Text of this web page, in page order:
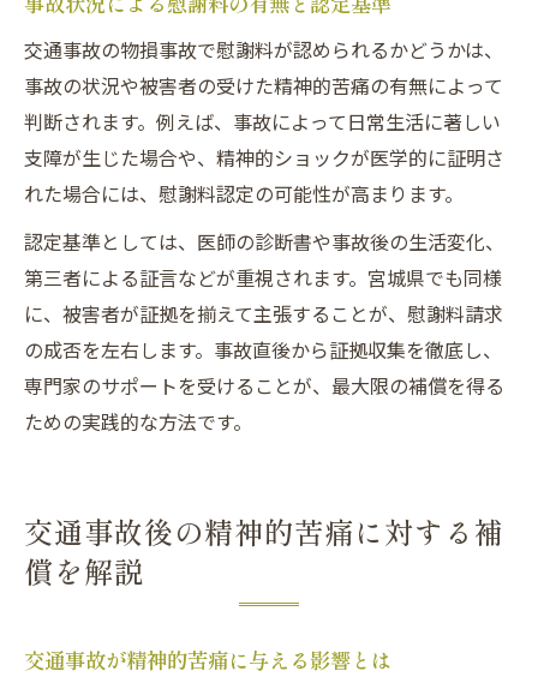
交通事故の物損事故で慰謝料が認められるかどうかは、
事故の状況や被害者の受けた精神的苦痛の有無によって
判断されます。例えば、事故によって日常生活に著しい
支障が生じた場合や、精神的ショックが医学的に証明さ
れた場合には、慰謝料認定の可能性が高まります。
認定基準としては、医師の診断書や事故後の生活変化、
第三者による証言などが重視されます。宮城県でも同様
に、被害者が証拠を揃えて主張することが、慰謝料請求
の成否を左右します。事故直後から証拠収集を徹底し、
専門家のサポートを受けることが、最大限の補償を得る
ための実践的な方法です。
交通事故後の精神的苦痛に対する補
償を解説
交通事故が精神的苦痛に与える影響とは